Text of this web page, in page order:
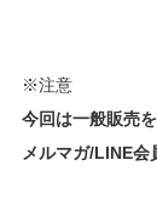
※注意
今回は一般販売を
メルマガ/LINE会